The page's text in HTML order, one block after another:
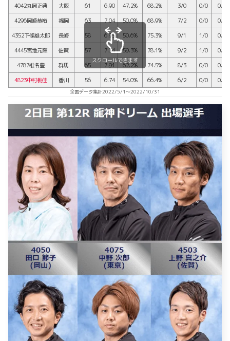
4042丸岡正典 大阪 61 6.90 47.2% 68.2% 3/0 0/0 0.15
4296岡崎恭裕 福岡 63 7.04 50.0% 68.9% 7/2 0/0 0.13
4352下條雄太郎 長崎 58 6.95 50.6% 75.3% 9/1 1/0 0.12
4445宮地元輝 佐賀 57 7.34 59.3% 78.1% 9/2 1/0 0.13
4787椎名豊 群馬 65 7.91 62.2% 74.5% 8/3 0/0 0.12
4823中村桃佳 香川 56 6.74 54.0% 66.4% 6/2 0/0 0.13
スクロールできます
全国データ集計2022/5/1～2022/10/31